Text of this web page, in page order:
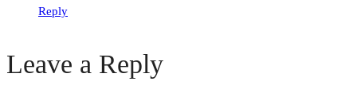
Reply
Leave a Reply